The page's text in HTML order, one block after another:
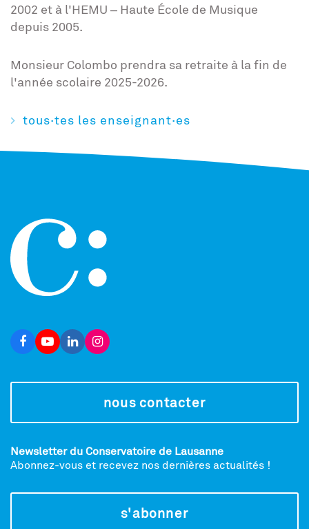
2002 et à l'HEMU – Haute École de Musique
depuis 2005.
Monsieur Colombo prendra sa retraite à la fin de
l'année scolaire 2025-2026.
tous·tes les enseignant·es
nous contacter
Newsletter du Conservatoire de Lausanne
Abonnez-vous et recevez nos dernières actualités !
s'abonner